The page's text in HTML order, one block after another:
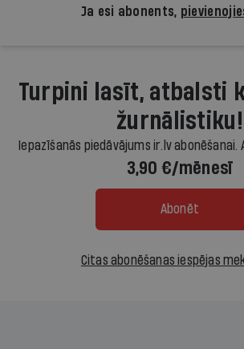
Ja esi abonents,
Turpini lasīt, atbalsti
žurnālistiku!
Iepazīšanās piedāvājums ir.lv
3,90 €/mēnesī
Abonēt
Citas abonēšanas iespējas